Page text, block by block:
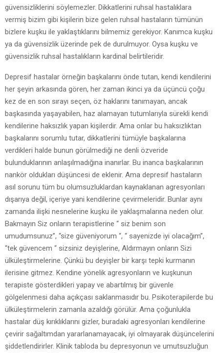
güvensizliklerini söylemezler. Dikkatlerini ruhsal hastalıklara
vermiş bizim gibi kişilerin bize gelen ruhsal hastaların tümünün
bizlere kuşku ile yaklaştıklarını bilmemiz gerekiyor. Kanımca kuşku
ya da güvensizlik üzerinde pek de durulmuyor. Oysa kuşku ve
güvensizlik ruhsal hastalıkların kardinal belirtileridir.
Depresif hastalar örneğin başkalarını önde tutan, kendi kendilerini
her şeyin arkasında gören, her zaman ikinci ya da üçüncü çoğu
kez de en son sırayı seçen, öz haklarını tanımayan, ancak
başkasında yaşayabilen, haz alamayan tutumlarıyla sürekli kendi
kendilerine haksızlık yapan kişilerdir. Ama onlar bu haksızlıktan
başkalarını sorumlu tutar, dikkatlerini tümüyle başkalarına
verdikleri halde bunun görülmediği ne denli özveride
bulunduklarının anlaşılmadığına inanırlar. Bu inanca başkalarının
nankör oldukları düşüncesi de eklenir. Ama depresif hastaların
asıl sorunu tüm bu olumsuzluklardan kaynaklanan agresyonları
dışarıya değil, içeriye yani kendilerine çevirmeleridir. Bunlar aynı
zamanda ilişki nesnelerine kuşku ile yaklaşmalarına neden olur.
Bakmayın Siz onların terapistlerine “ siz benim son
umudumsunuz”, “size güveniyorum “, “ sayenizde iyi olacağım”,
“tek güvencem “ sizsiniz deyişlerine, Aldırmayın onların Sizi
ülküleştirmelerine. Çünkü bu deyişler bir karşı tepki kurmanın
ilerisine gitmez. Kendine yönelik agresyonların ve kuşkunun
terapiste gösterdikleri yapay ve abartılmış bir güvenle
gölgelenmesi daha açıkçası saklanmasıdır bu. Psikoterapilerde bu
ülküleştirmelerin zamanla azaldığı görülür. Ama çoğunlukla
hastalar düş kırıklıklarını gizler, buradaki agresyonları kendilerine
çevirir sağaltımdan yararlanamayacak, iyi olmayarak düşüncelerini
şiddetlendirirler. Klinik tabloda bu depresyonun ve umutsuzluğun